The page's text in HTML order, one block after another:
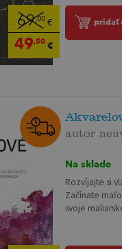
69,00€
49,50€
pridať
autor
Na sklade
Rozvíjajte si
Začínate
svoje